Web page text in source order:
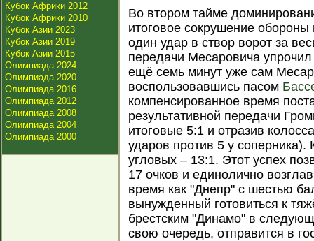
Кубок Африки 2012
Кубок Африки 2010
Кубок Азии 2023
Кубок Азии 2019
Кубок Азии 2015
Олимпиада 2024
Олимпиада 2020
Олимпиада 2016
Олимпиада 2012
Олимпиада 2008
Олимпиада 2004
Олимпиада 2000
Во втором тайме
итоговое сокрушение
один удар в створ ворот за
передачи Месаровича
ещё семь минут уже сам
воспользовавшись пасом
компенсированное время
результативной передачи
итоговые 5:1 и отразив
ударов против 5 у соперника).
угловых – 13:1. Этот успех
17 очков и единолично
время как "Днепр" с шестью
вынужденный готовиться к
брестским "Динамо" в
свою очередь, отправится в